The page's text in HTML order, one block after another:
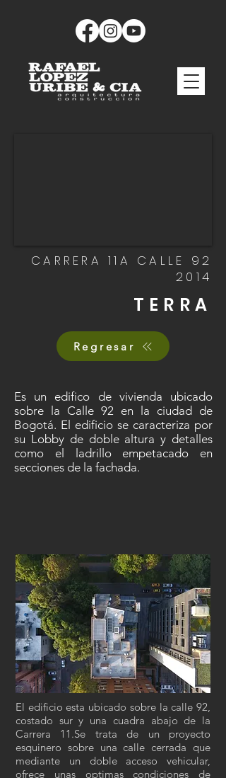
CARRERA 11A CALLE 92
2014
TERRA
Regresar
Es un edifico de vivienda ubicado
sobre la Calle 92 en la ciudad de
Bogotá. El edificio se caracteriza por
su Lobby de doble altura y detalles
como el ladrillo empetacado en
secciones de la fachada.
El edificio esta ubicado sobre la calle 92,
costado sur y una cuadra abajo de la
Carrera 11.Se trata de un proyecto
esquinero sobre una calle cerrada que
mediante un doble acceso vehicular,
ofrece unas optimas condiciones de